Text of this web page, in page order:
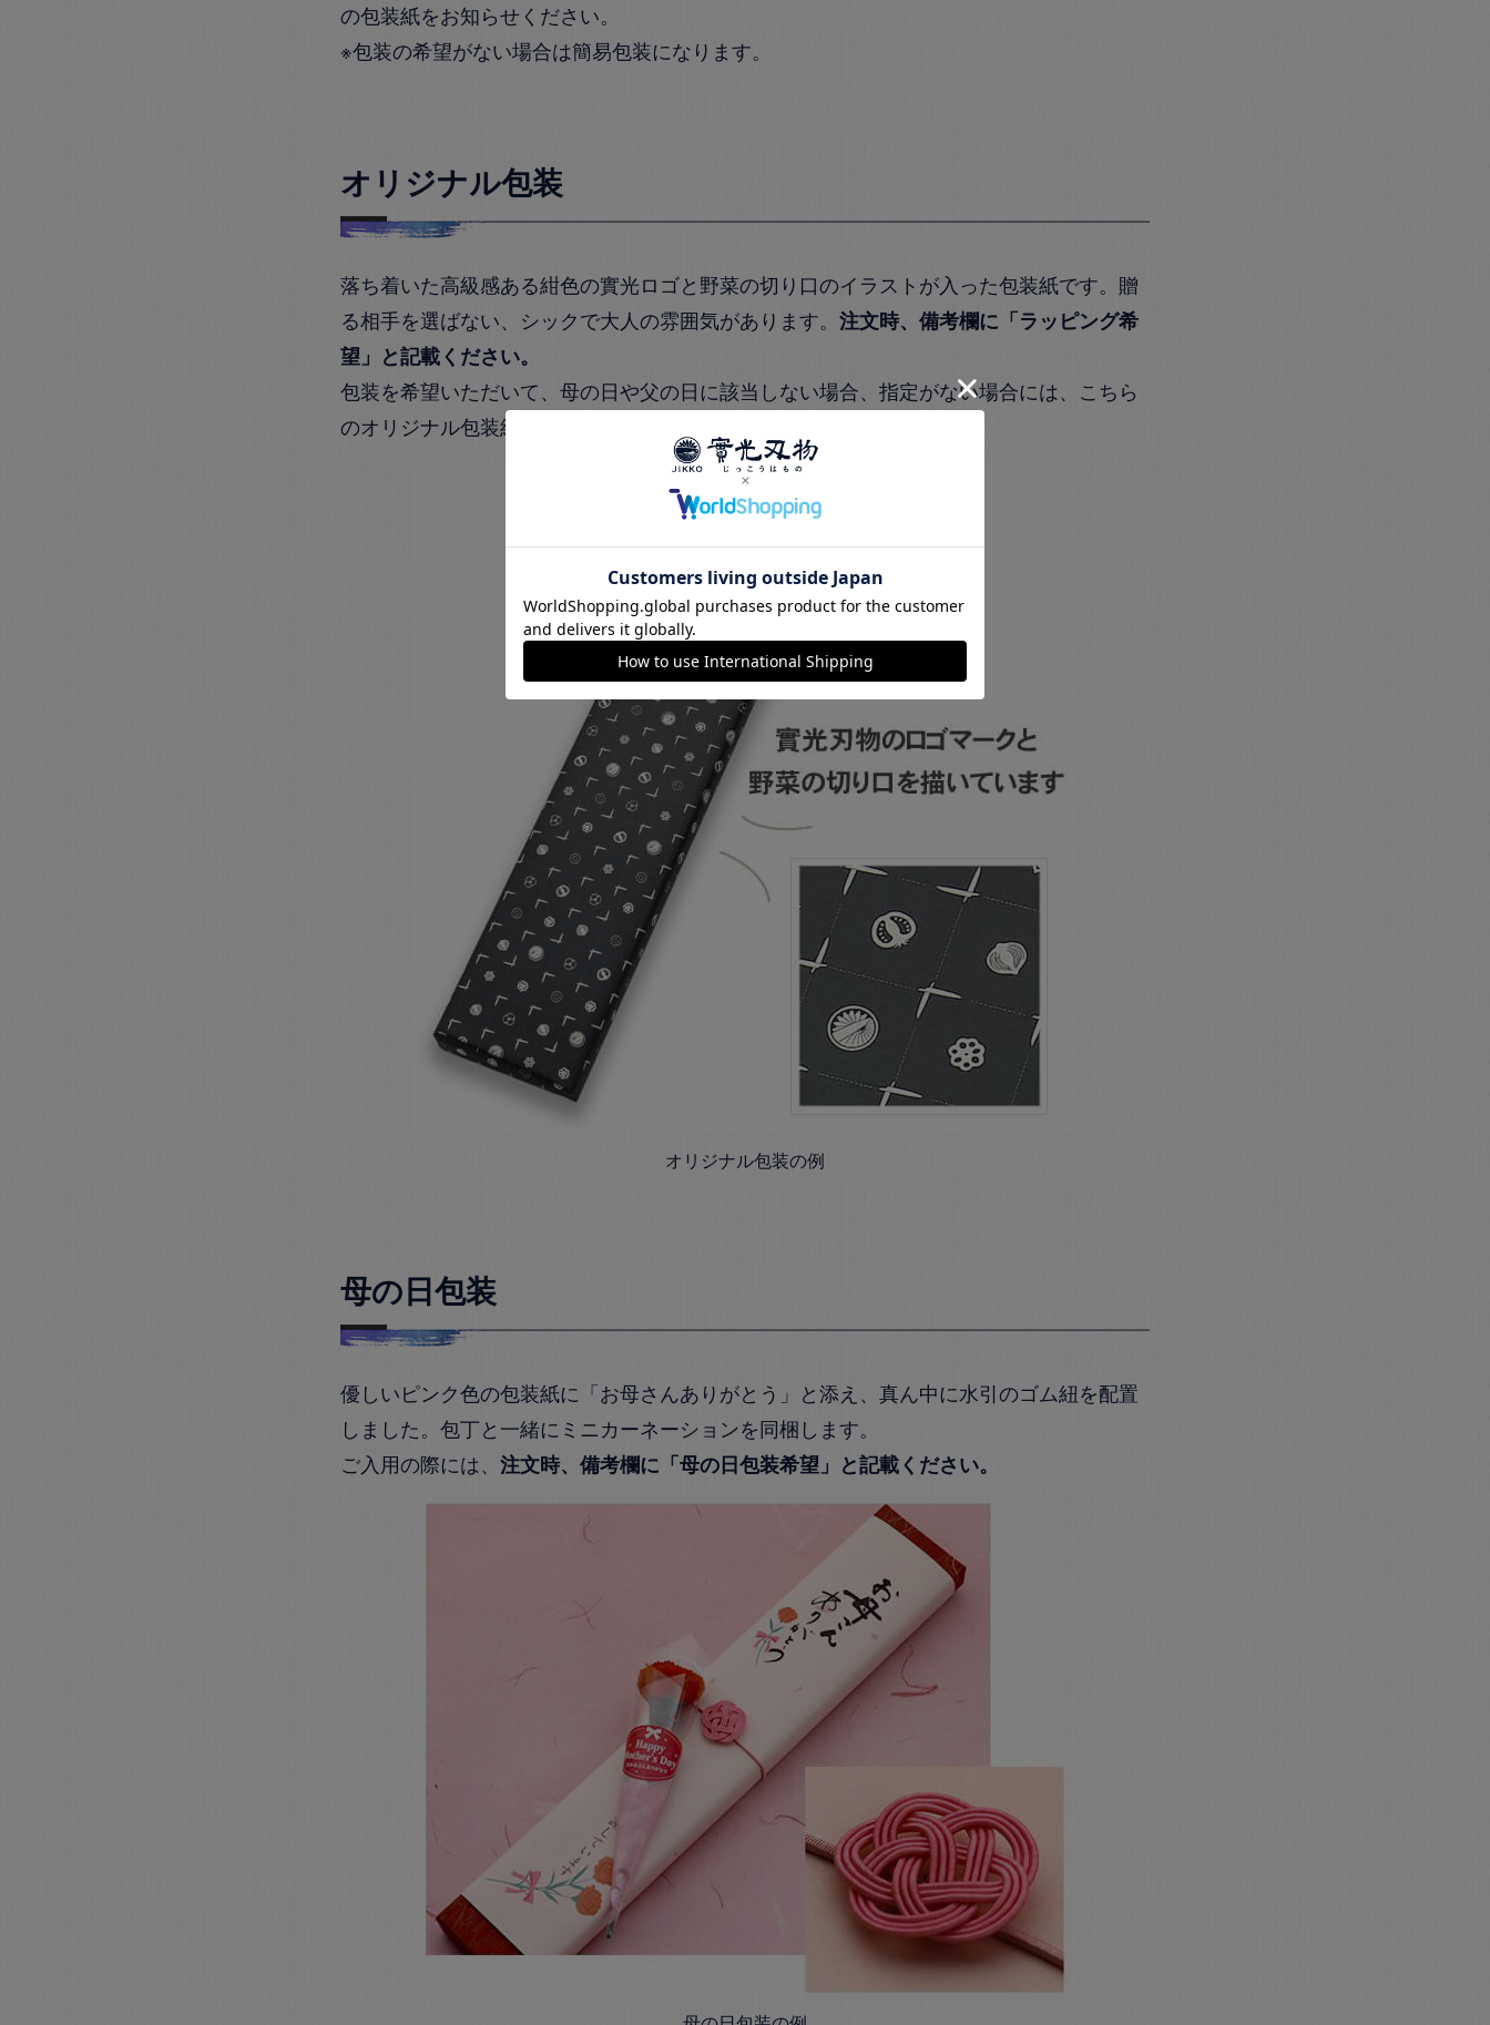
の包装紙をお知らせください。
※包装の希望がない場合は簡易包装になります。
オリジナル包装
落ち着いた高級感ある紺色の實光ロゴと野菜の切り口のイラストが入った包装紙です。贈
る相手を選ばない、シックで大人の雰囲気があります。 注文時、備考欄に「ラッピング希
望」と記載ください。
包装を希望いただいて、母の日や父の日に該当しない場合、指定がない場合には、こちら
のオリジナル包装紙を利用します。
オリジナル包装の例
母の日包装
優しいピンク色の包装紙に「お母さんありがとう」と添え、真ん中に水引のゴム紐を配置
しました。包丁と一緒にミニカーネーションを同梱します。
ご入用の際には、 注文時、備考欄に「母の日包装希望」と記載ください。